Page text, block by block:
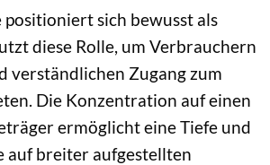
positioniert sich bewusst als
diese Rolle, um Verbrauchern
verständlichen Zugang zum
Die Konzentration auf einen
ermöglicht eine Tiefe und
auf breiter aufgestellten